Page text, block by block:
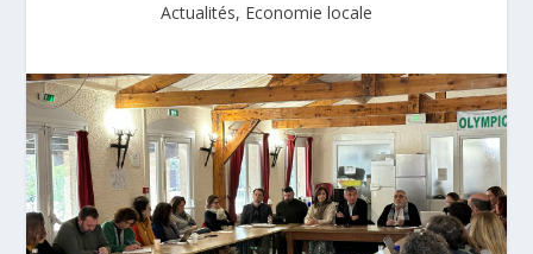
Actualités, Economie locale